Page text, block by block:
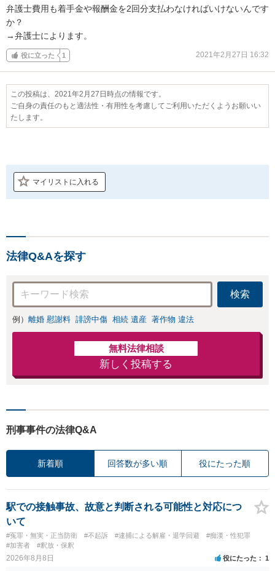
弁護士費用も着手金や報酬金を2回分支払わなければいけないんです
か？
→弁護士によります。
役に立った 1 2021年2月27日 16:32
この投稿は、2021年2月27日時点の情報です。
ご自身の責任のもと適法性・有用性を考慮してご利用いただくようお願いい
たします。
マイリストに入れる
法律Q&Aを探す
検索
例） 離婚 慰謝料 誹謗中傷 相続 遺産 著作物 違法
無料法律相談
新しく投稿する
刑事事件の法律Q&A
新着順 回答数が多い順 役にたった順
駅での接触事故、故意と判断される可能性と対応につ
いて
#冤罪・無実・正当防衛 #不起訴 #逮捕による解雇・退学回避
#痴漢・性犯罪
#加害者
#釈放・保釈
2026年8月8日 役にたった 1